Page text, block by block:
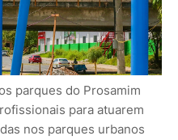
parques do Prosamim
para atuarem
nos parques urbanos